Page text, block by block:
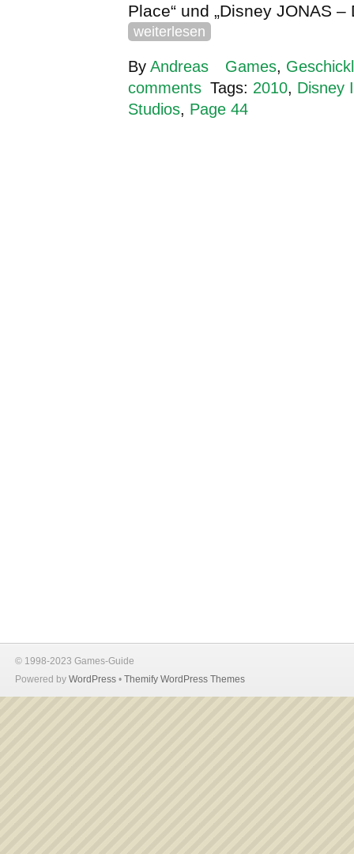
Place“ und „Disney JONAS –
weiterlesen
By Andreas Games,
comments Tags: 2010, Disney
Studios, Page 44
© 1998-2023 Games-Guide
Powered by WordPress • Themify WordPress Themes